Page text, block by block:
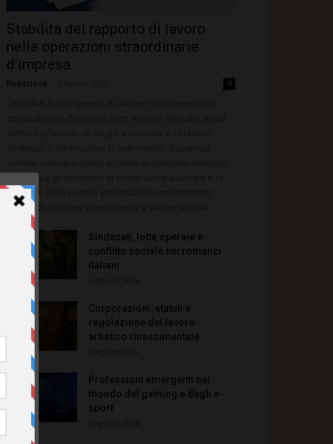
Stabilità del rapporto di lavoro
nelle operazioni straordinarie
d’impresa
Redazione 0
alla prova gli strumenti di tutela occupazionale e la
capacità delle parti di governare il cambiamento
senza disperdere competenze e valore sociale.
Sindacati, lotte operaie e
conflitto sociale nei romanzi
italiani
Corporazioni, statuti e
regolazione del lavoro
artistico rinascimentale
Professioni emergenti nel
mondo del gaming e degli e-
sport